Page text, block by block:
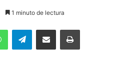
1 minuto de lectura
WhatsAppTelegramEnviar vía email Imprimir